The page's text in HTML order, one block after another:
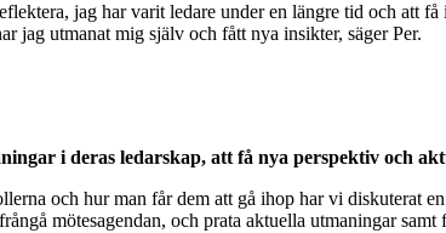
jag har varit ledare under en längre tid och att
jag utmanat mig själv och fått nya insikter, säger Per.
i deras ledarskap, att få nya perspektiv och
och hur man får dem att gå ihop har vi diskuterat
mötesagendan, och prata aktuella utmaningar samt